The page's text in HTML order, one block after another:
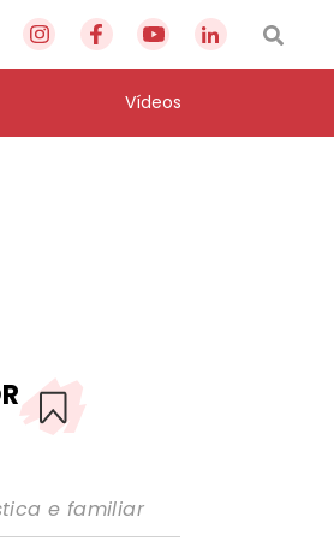
Vídeos
e familiar